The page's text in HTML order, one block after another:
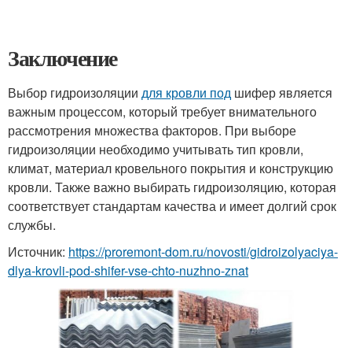
Заключение
Выбор гидроизоляции для кровли под шифер является
важным процессом, который требует внимательного
рассмотрения множества факторов. При выборе
гидроизоляции необходимо учитывать тип кровли,
климат, материал кровельного покрытия и конструкцию
кровли. Также важно выбирать гидроизоляцию, которая
соответствует стандартам качества и имеет долгий срок
службы.
Источник: https://proremont-dom.ru/novosti/gidroizolyaciya-
dlya-krovli-pod-shifer-vse-chto-nuzhno-znat